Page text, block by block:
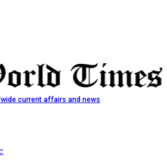
current affairs and news